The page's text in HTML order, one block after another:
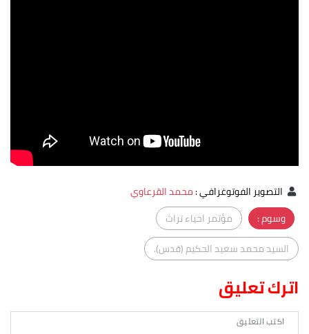
التصوير الفوتوغرافي:محمد القرعاوي
وسوم :
مؤتمر احياء تراث
السيد محمد سعيد الحكيم (قدس).
اترك تعليق